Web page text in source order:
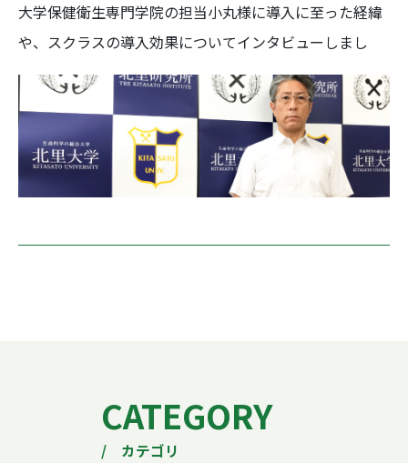
CATEGORY
/ カテゴリ
大学保健衛生専門学院の担当小丸様に導入に至った経緯
や、スクラスの導入効果についてインタビューしまし
た。
詳細は